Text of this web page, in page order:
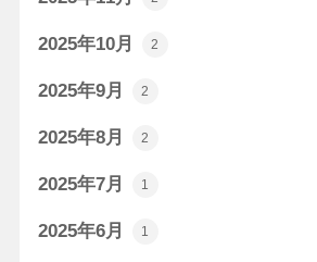
2025年10月 2
2025年9月 2
2025年8月 2
2025年7月 1
2025年6月 1